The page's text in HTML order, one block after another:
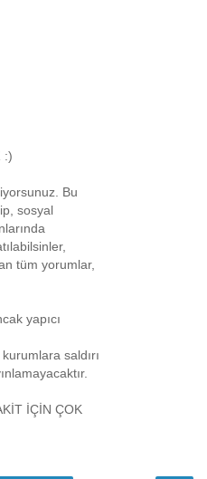
:)
Bu
sosyal
tüm yorumlar,
yapıcı
saldırı
İÇİN ÇOK